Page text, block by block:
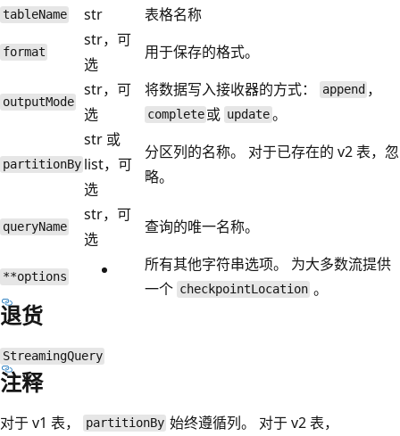
tableName str 表格名称
format
str，可
选
用于保存的格式。
outputMode
str，可
选
将数据写入接收器的方式： append ，
complete 或 update。
partitionBy
str 或
list，可
选
分区列的名称。 对于已存在的 v2 表，忽
略。
queryName
str，可
选
查询的唯一名称。
**options
所有其他字符串选项。 为大多数流提供
一个 checkpointLocation 。
退货
StreamingQuery
注释
对于 v1 表， partitionBy 始终遵循列。 对于 v2 表，